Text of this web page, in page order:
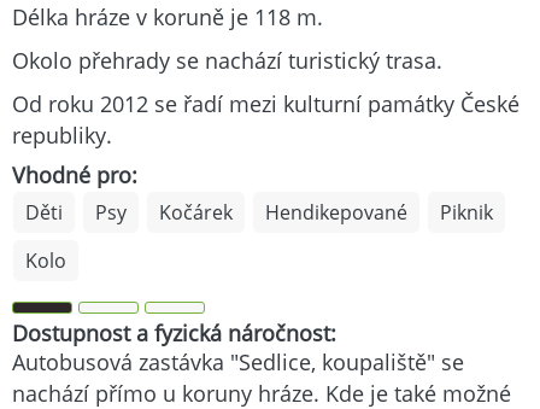
Délka hráze v koruně je 118 m.
Okolo přehrady se nachází turistický trasa.
Od roku 2012 se řadí mezi kulturní památky České
republiky.
Vhodné pro:
Děti Psy Kočárek Hendikepované
Piknik
Kolo
Dostupnost a fyzická náročnost:
Autobusová zastávka "Sedlice, koupaliště" se
nachází přímo u koruny hráze. Kde je také možné